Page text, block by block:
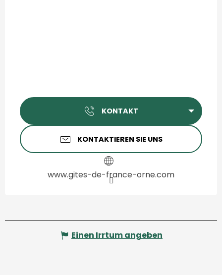
KONTAKT
KONTAKTIEREN SIE UNS
www.gites-de-france-orne.com
Einen Irrtum angeben